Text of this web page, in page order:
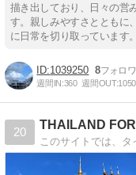
描き出しており、日々の営
す。親しみやすさとともに
に日常を切り取っています。
1039250 8
週間IN:360 週間OUT:1050
20
THAILAND